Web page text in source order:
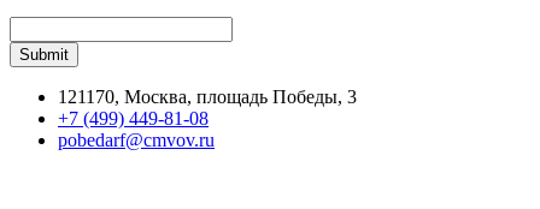
121170, Москва, площадь Победы, 3
+7 (499) 449-81-08
pobedarf@cmvov.ru